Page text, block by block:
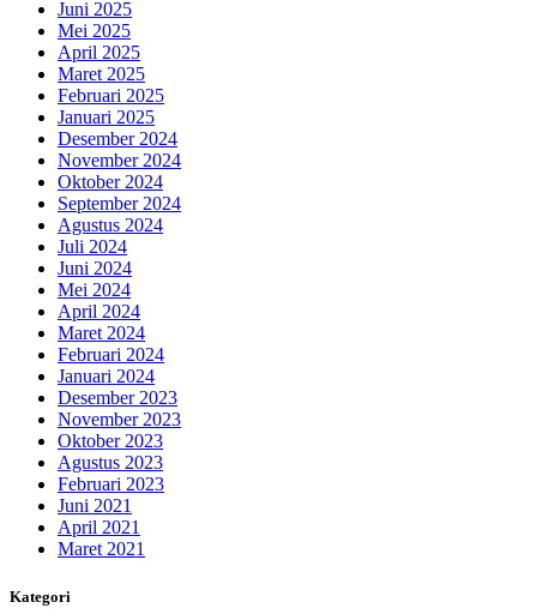
Juni 2025
Mei 2025
April 2025
Maret 2025
Februari 2025
Januari 2025
Desember 2024
November 2024
Oktober 2024
September 2024
Agustus 2024
Juli 2024
Juni 2024
Mei 2024
April 2024
Maret 2024
Februari 2024
Januari 2024
Desember 2023
November 2023
Oktober 2023
Agustus 2023
Februari 2023
Juni 2021
April 2021
Maret 2021
Kategori